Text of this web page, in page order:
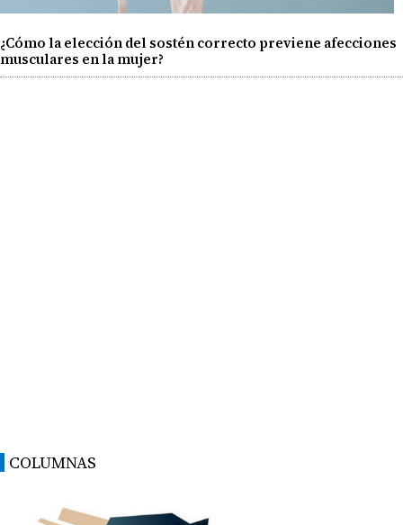
¿Cómo la elección del sostén correcto previene afecciones
musculares en la mujer?
COLUMNAS